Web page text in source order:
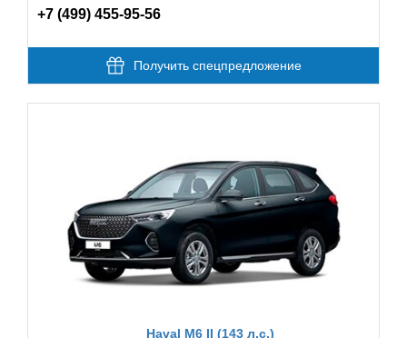
+7 (499) 455-95-56
Получить спецпредложение
Haval M6 II (143 л.с.)